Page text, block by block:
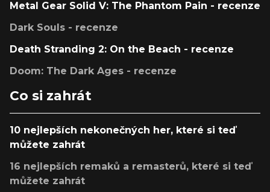
Metal Gear Solid V: The Phantom Pain - recenze
Dark Souls - recenze
Death Stranding 2: On the Beach - recenze
Doom: The Dark Ages - recenze
Co si zahrát
10 nejlepších nekonečných her, které si teď
můžete zahrát
16 nejlepších remaků a remasterů, které si teď
můžete zahrát